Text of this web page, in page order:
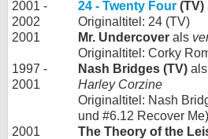
2001 -
2002
24 - Twenty Four (TV)
Originaltitel: 24 (TV)
2001
Mr. Undercover als
Originaltitel: Corky
1997 -
2001
Nash Bridges (TV) als
Harley Corzine
Originaltitel: Nash
und #6.12 Recover
2001
The Theory of the